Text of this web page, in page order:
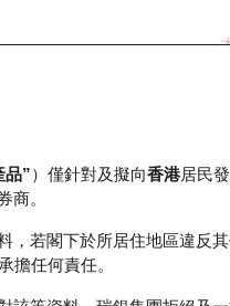
品”）僅針對及擬向香港居民
商。
，若閣下於所居住地區違反
擔任何責任。
(9880) 優必選